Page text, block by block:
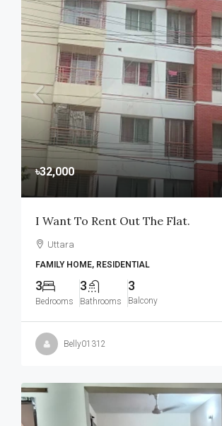
৳32,000
I Want To Rent Out The Flat.
Uttara
FAMILY HOME, RESIDENTIAL
3
Bedrooms
3
Bathrooms
3
Balcony
Belly01312